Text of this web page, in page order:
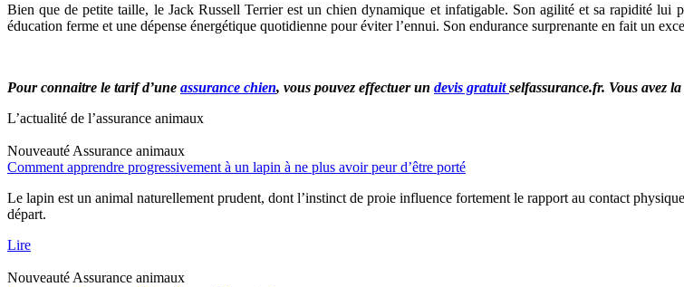
Bien que de petite taille, le Jack Russell Terrier est un chien dynamique et infatigable. Son agilité et sa rapidité lui
éducation ferme et une dépense énergétique quotidienne pour éviter l’ennui. Son endurance surprenante en fait un
Pour connaitre le tarif d’une assurance chien, vous pouvez effectuer un devis gratuitselfassurance.fr. Vous avez
L’actualité de l’assurance animaux
Nouveauté Assurance animaux
Comment apprendre progressivement à un lapin à ne plus avoir peur d’être porté
Le lapin est un animal naturellement prudent, dont l’instinct de proie influence fortement le rapport au contact
départ.
Lire
Nouveauté Assurance animaux